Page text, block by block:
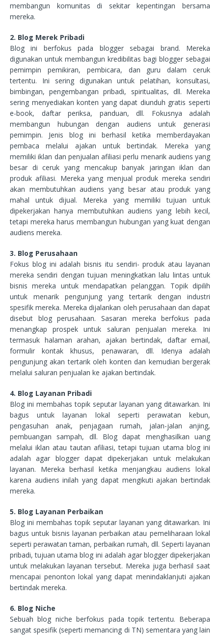
membangun komunitas di sekitar kepentingan bersama
mereka.
2. Blog Merek Pribadi
Blog ini berfokus pada blogger sebagai brand. Mereka
digunakan untuk membangun kredibilitas bagi blogger sebagai
pemimpin pemikiran, pembicara, dan guru dalam ceruk
tertentu. Ini sering digunakan untuk pelatihan, konsultasi,
bimbingan, pengembangan pribadi, spiritualitas, dll. Mereka
sering menyediakan konten yang dapat diunduh gratis seperti
e-book, daftar periksa, panduan, dll. Fokusnya adalah
membangun hubungan dengan audiens untuk generasi
pemimpin. Jenis blog ini berhasil ketika memberdayakan
pembaca melalui ajakan untuk bertindak. Mereka yang
memiliki iklan dan penjualan afiliasi perlu menarik audiens yang
besar di ceruk yang mencakup banyak jaringan iklan dan
produk afiliasi. Mereka yang menjual produk mereka sendiri
akan membutuhkan audiens yang besar atau produk yang
mahal untuk dijual. Mereka yang memiliki tujuan untuk
dipekerjakan hanya membutuhkan audiens yang lebih kecil,
tetapi mereka harus membangun hubungan yang kuat dengan
audiens mereka.
3. Blog Perusahaan
Fokus blog ini adalah bisnis itu sendiri- produk atau layanan
mereka sendiri dengan tujuan meningkatkan lalu lintas untuk
bisnis mereka untuk mendapatkan pelanggan. Topik dipilih
untuk menarik pengunjung yang tertarik dengan industri
spesifik mereka. Mereka dijalankan oleh perusahaan dan dapat
disebut blog perusahaan. Sasaran mereka berfokus pada
menangkap prospek untuk saluran penjualan mereka. Ini
termasuk halaman arahan, ajakan bertindak, daftar email,
formulir kontak khusus, penawaran, dll. Idenya adalah
pengunjung akan tertarik oleh konten dan kemudian bergerak
melalui saluran penjualan ke ajakan bertindak.
4. Blog Layanan Pribadi
Blog ini membahas topik seputar layanan yang ditawarkan. Ini
bagus untuk layanan lokal seperti perawatan kebun,
pengasuhan anak, penjagaan rumah, jalan-jalan anjing,
pembuangan sampah, dll. Blog dapat menghasilkan uang
melalui iklan atau tautan afiliasi, tetapi tujuan utama blog ini
adalah agar blogger dapat dipekerjakan untuk melakukan
layanan. Mereka berhasil ketika menjangkau audiens lokal
karena audiens inilah yang dapat mengikuti ajakan bertindak
mereka.
5. Blog Layanan Perbaikan
Blog ini membahas topik seputar layanan yang ditawarkan. Ini
bagus untuk bisnis layanan perbaikan atau pemeliharaan lokal
seperti perawatan taman, perbaikan rumah, dll. Seperti layanan
pribadi, tujuan utama blog ini adalah agar blogger dipekerjakan
untuk melakukan layanan tersebut. Mereka juga berhasil saat
mencapai penonton lokal yang dapat menindaklanjuti ajakan
bertindak mereka.
6. Blog Niche
Sebuah blog niche berfokus pada topik tertentu. Beberapa
sangat spesifik (seperti memancing di TN) sementara yang lain